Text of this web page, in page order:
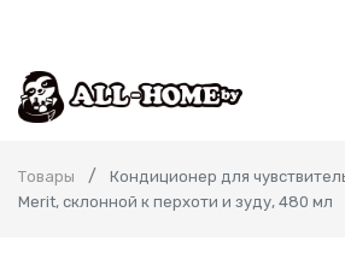
Товары
Кондиционер для
Merit, склонной к перхоти и зуду, 480 мл